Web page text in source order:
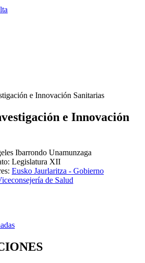
e Innovación Sanitarias
e Innovación
Ibarrondo Unamunzaga
: Legislatura XII
: Eusko Jaurlaritza - Gobierno
de Salud